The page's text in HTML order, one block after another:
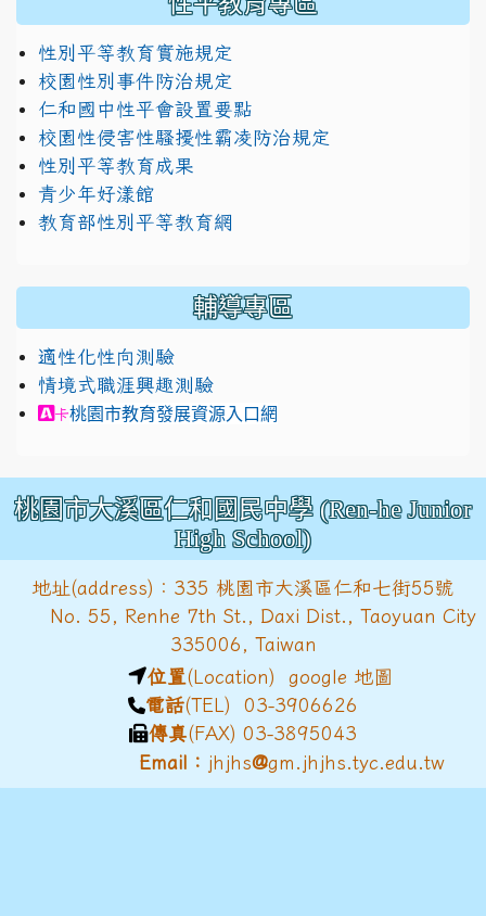
性別平等教育實施規定
校園性別事件防治規定
仁和國中性平會設置要點
校園性侵害性騷擾性霸凌防治規定
性別平等教育成果
青少年好漾館
教育部性別平等教育網
輔導專區
適性化性向測驗
情境式職涯興趣測驗
link to https://exam.career.ntnu.edu.tw/cit/
卡桃園市教育發展資源入口網
桃園市大溪區仁和國民中學 (Ren-he Junior
High School)
地址(address)：335 桃園市大溪區仁和七街55號
No. 55, Renhe 7th St., Daxi Dist., Taoyuan City
335006, Taiwan
位置(Location) google 地圖
電話(TEL) 03-3906626
傳真(FAX) 03-3895043
Email： jhjhs@gm.jhjhs.tyc.edu.tw